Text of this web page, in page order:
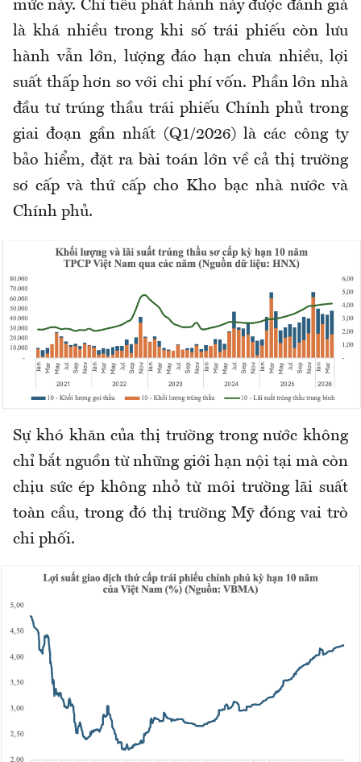
mức này. Chỉ tiêu phát hành này được đánh giá
là khá nhiều trong khi số trái phiếu còn lưu
hành vẫn lớn, lượng đáo hạn chưa nhiều, lợi
suất thấp hơn so với chi phí vốn. Phần lớn nhà
đầu tư trúng thầu trái phiếu Chính phủ trong
giai đoạn gần nhất (Q1/2026) là các công ty
bảo hiểm, đặt ra bài toán lớn về cả thị trường
sơ cấp và thứ cấp cho Kho bạc nhà nước và
Chính phủ.
Sự khó khăn của thị trường trong nước không
chỉ bắt nguồn từ những giới hạn nội tại mà còn
chịu sức ép không nhỏ từ môi trường lãi suất
toàn cầu, trong đó thị trường Mỹ đóng vai trò
chi phối.